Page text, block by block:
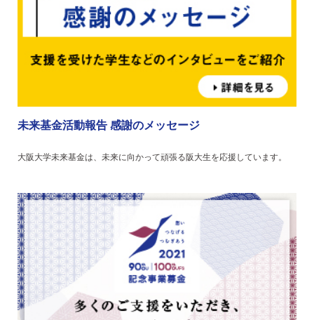
未来基金活動報告 感謝のメッセージ
大阪大学未来基金は、未来に向かって頑張る阪大生を応援しています。